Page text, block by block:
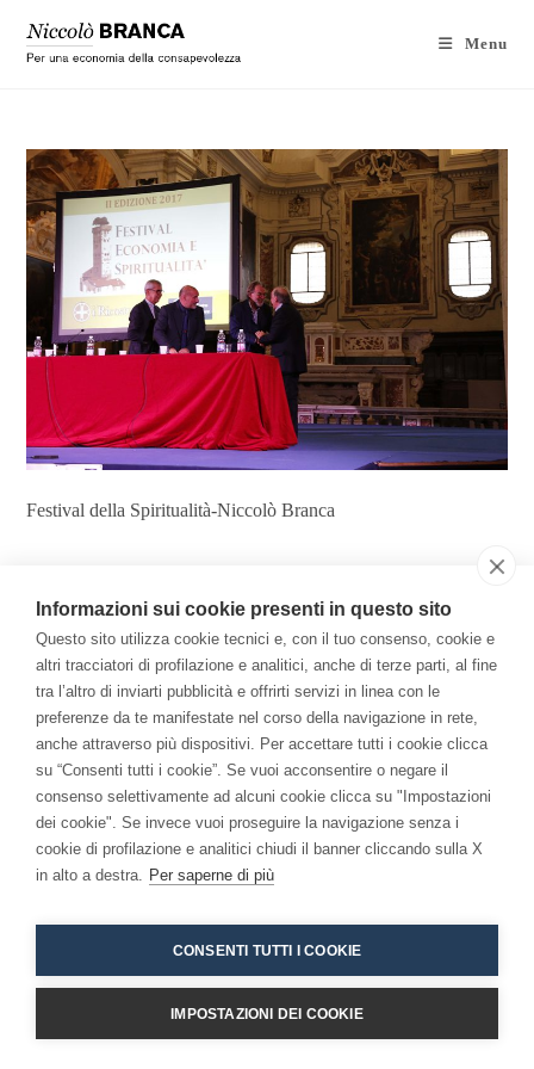
Menu
Festival della Spiritualità-Niccolò Branca
meditazione ha cambiato me e l'azienda.
Copyright 2026 - Niccolò Branca -
Informazioni sui cookie presenti in questo sito
Questo sito utilizza cookie tecnici e, con il tuo consenso, cookie e
altri tracciatori di profilazione e analitici, anche di terze parti, al fine
tra l’altro di inviarti pubblicità e offrirti servizi in linea con le
preferenze da te manifestate nel corso della navigazione in rete,
anche attraverso più dispositivi. Per accettare tutti i cookie clicca
su “Consenti tutti i cookie”. Se vuoi acconsentire o negare il
consenso selettivamente ad alcuni cookie clicca su "Impostazioni
dei cookie". Se invece vuoi proseguire la navigazione senza i
cookie di profilazione e analitici chiudi il banner cliccando sulla X
in alto a destra. Per saperne di più
CONSENTI TUTTI I COOKIE
IMPOSTAZIONI DEI COOKIE